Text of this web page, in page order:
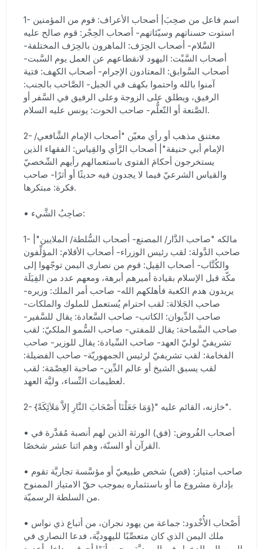
1- اسم فاعل من صحِبَ| أصحاب الأعراف: قوم من المؤمنين
استوت حسناتهم وسيّئاتهم- أصحاب الحِجْر: قوم صالح عليه
السَّلام- أصحاب الحِرَف: الماهرون بالحِرَف المختلفة-
أصحاب السَّبْت: اليهود لانقطاعهم عن العمل يوم السَّبت-
أصحاب السَّوابق: المعتادون الإجرام- أصحاب الكهف: فتية
آمنوا بالله واحتموا بكهف في الجبل- الصَّاحب بالجنب:
الرفيق، ويطلق على الزوجة وعلى الرفيق في السَّفر أو
الصَّنعة أو التّعلُّم- صاحب الحوت: يونس عليه السلام.
2- معتنق مذهب أو رأي معيّن "أصحاب الإمام الشَّافعي/
الإمام أبي حنيفة"| أصحاب الرَّأي والقِياس: الفقهاء الذين
يستخرجون أحكامَ الفتوى باستعمالهم رأيهم الشّخصيّ
والقياس الشرعيّ فيما لا يجدون فيه حديثًا أو أثرًا- صاحب
فكرة: مبتكرها.
• صاحِبُ الشَّيء:
1- مالكه "صاحب الدَّار/ المصنع- أصحاب السُّلطة/ الملايين"|
صاحب الدَّولة: لقب رئيس الوزراء- أصحاب الأقلام: المؤلِّفون
والكُتَّاب- أصحاب الفِيل: قوم من نصارى اليمن توجّهوا إلى
مكّة قبل الإسلام بقيادة أميرهم أبرهة، ومعهم عدد من الفِيَلَة
يريدون هدم الكعبة فأهلكهم الله- صاحب أمر الملك: وزيره-
صاحب الجَلالة: لقب احترام يُستعمل للملوك والملكات-
صاحب الدِّيوان: الكاتب- صاحب السَّعادة: يقال للسَّفير-
صاحب السَّماحة: يقال للمفتي- صاحب السُّمو الملكيّ: لقب
تشريفيّ لوليّ العهد- صاحب السِّيادة: يقال للوزير- صاحب
الفخامة: لقب تشريفيّ لرئيس الجمهوريّة- صاحب الفضيلة:
لقب يسبق الشيخ أو عالم الدِّين- صاحبة العِصْمَة: لقب
لعظيمات النِّساء، وليَّة العهد.
2- خازنه، القائم عليه "{وَمَا جَعَلْنَا أَصْحَابَ النَّارِ إلاَّ مَلاَئِكَةً}".
• أصحاب الفُروض: (فق) الورثة الذين لهم أنصبة مُقدَّرة في
القرآن أو السنّة، وهم اثنا عشر شخصًا.
• صاحب امتياز: (قص) شخص طبيعيّ أو مؤسَّسة تجاريَّة تقوم
بإدارة مشروع ما أو باستثماره بموجب حقّ الامتياز الممنوح
من السلطة الرسميّة.
• أَصْحاب الأُخْدود: جماعة من يهود نجران، من أتباع ذي نواس
ملك اليمن الذي كان متعصِّبًا لليهوديَّة، فدعا النصارى في